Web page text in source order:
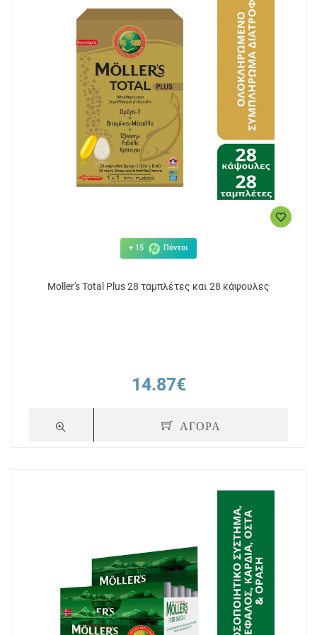
+ 15 Πόντοι
Moller's Total Plus 28 ταμπλέτες και 28 κάψουλες
14.87€
ΑΓΟΡΑ